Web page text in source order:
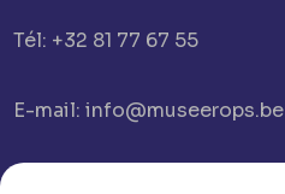
Tél: +32 81 77 67 55
E-mail: info@museerops.be